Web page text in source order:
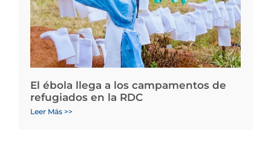
El ébola llega a los campamentos de
refugiados en la RDC
Leer Más >>